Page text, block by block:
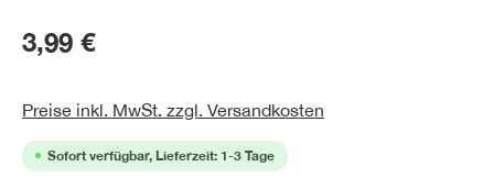
3,99 €
Preise inkl. MwSt. zzgl. Versandkosten
Sofort verfügbar, Lieferzeit: 1-3 Tage